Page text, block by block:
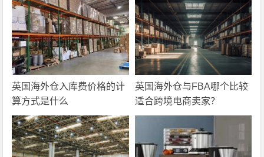
英国海外仓入库费价格的计
算方式是什么
英国海外仓与FBA哪个比较
适合跨境电商卖家？